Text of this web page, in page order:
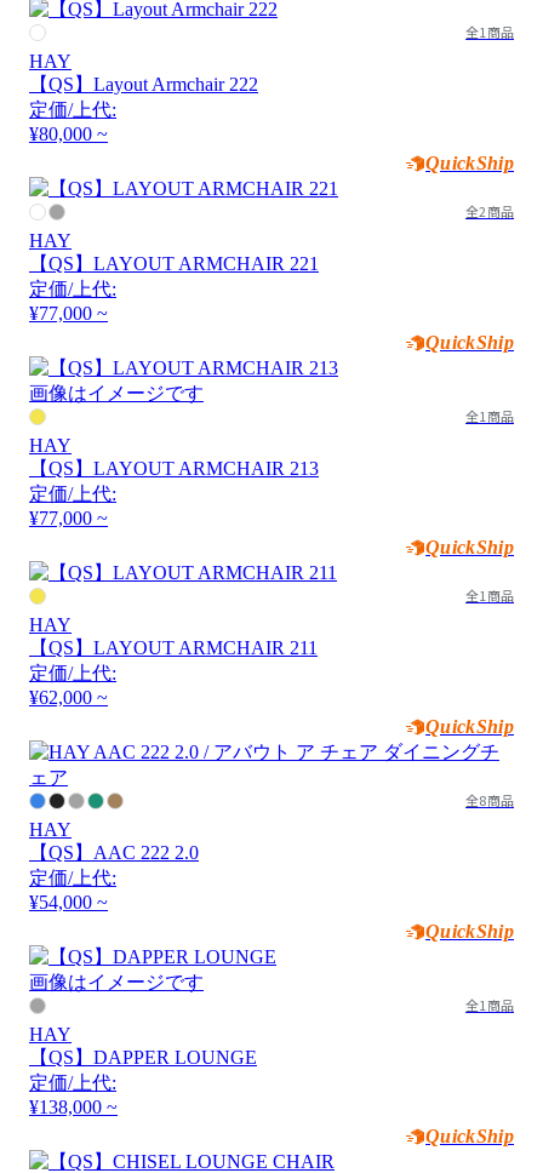
全1商品
HAY
【QS】Layout Armchair 222
定価/上代:
¥80,000 ~
QuickShip
全2商品
HAY
【QS】LAYOUT ARMCHAIR 221
定価/上代:
¥77,000 ~
QuickShip
画像はイメージです
全1商品
HAY
【QS】LAYOUT ARMCHAIR 213
定価/上代:
¥77,000 ~
QuickShip
全1商品
HAY
【QS】LAYOUT ARMCHAIR 211
定価/上代:
¥62,000 ~
QuickShip
全8商品
HAY
【QS】AAC 222 2.0
定価/上代:
¥54,000 ~
QuickShip
画像はイメージです
全1商品
HAY
【QS】DAPPER LOUNGE
定価/上代:
¥138,000 ~
QuickShip